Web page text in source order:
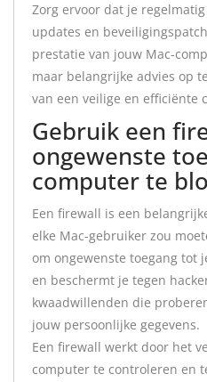
Zorg ervoor dat je
updates en
prestatie van jouw Mac-
maar belangrijke advies op
van een veilige en efficiënte
Gebruik een
ongewenste
computer te
Een firewall is een
elke Mac-gebruiker zou
om ongewenste toegang tot
en beschermt je tegen
kwaadwillenden die
jouw persoonlijke gegevens.
Een firewall werkt door het
computer te controleren en